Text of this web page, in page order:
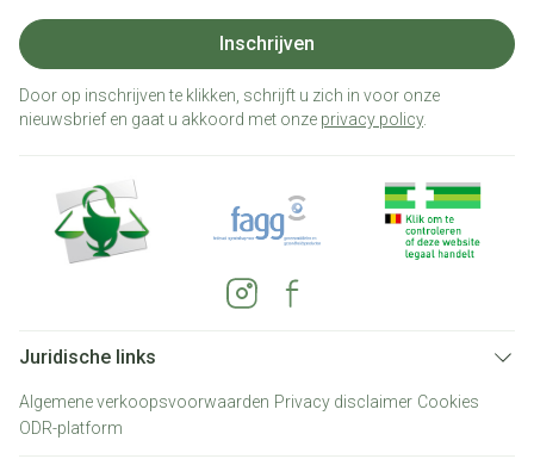
Inschrijven
Door op inschrijven te klikken, schrijft u zich in voor onze
nieuwsbrief en gaat u akkoord met onze privacy policy.
Juridische links
Algemene verkoopsvoorwaarden Privacy disclaimer Cookies
ODR-platform